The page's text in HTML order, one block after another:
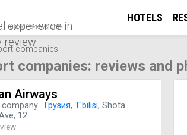
Trusted reviews only
HOTELS
companies
companies: reviews and
Airways
· Грузия, T'bilisi, Shota
12